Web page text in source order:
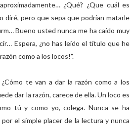
¿Qué? ¿Que cuál es
diré, pero que sepa que podrían matarle
Bueno usted nunca me ha caído muy
Espera, ¿no has leído el título que he
como a los locos!”.
te van a dar la razón como a los
dar la razón, carece de ella. Un loco es
tú y como yo, colega. Nunca se ha
el simple placer de la lectura y nunca